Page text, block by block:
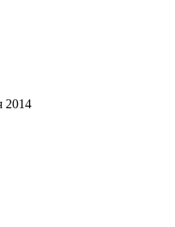
2014